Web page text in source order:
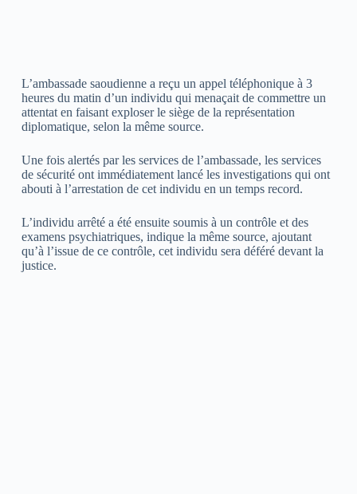
L’ambassade saoudienne a reçu un appel téléphonique à 3
heures du matin d’un individu qui menaçait de commettre un
attentat en faisant exploser le siège de la représentation
diplomatique, selon la même source.
Une fois alertés par les services de l’ambassade, les services
de sécurité ont immédiatement lancé les investigations qui ont
abouti à l’arrestation de cet individu en un temps record.
L’individu arrêté a été ensuite soumis à un contrôle et des
examens psychiatriques, indique la même source, ajoutant
qu’à l’issue de ce contrôle, cet individu sera déféré devant la
justice.